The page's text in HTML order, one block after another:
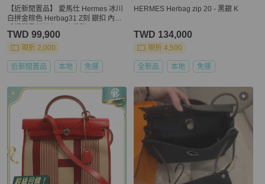
【近新閒置品】 愛馬仕 Hermes 冰川
白拼金棕色 Herbag31 Z刻 銀扣 內縫
TWD 99,900
現折 2,000
近新閒置品 本地 免運
HERMES Herbag zip 20 - 黑銀 K
TWD 134,000
現折 4,500
全新品 本地 免運